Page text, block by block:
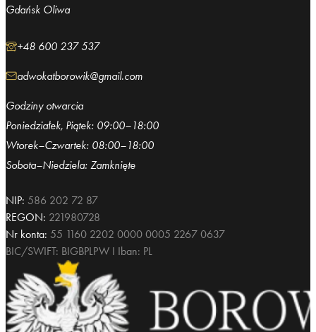
NIP: 586 202 72 87
REGON: 221980728
Nr konta: 55 1160 2202 0000 0005 2267 0637
BIC/SWIFT: BIGBPLPW I Iban: PL
Gdańsk Oliwa
+48 600 237 537
adwokatborowik@gmail.com
Godziny otwarcia
Poniedziałek, Piątek: 09:00–18:00
Wtorek–Czwartek: 08:00–18:00
Sobota–Niedziela: Zamknięte